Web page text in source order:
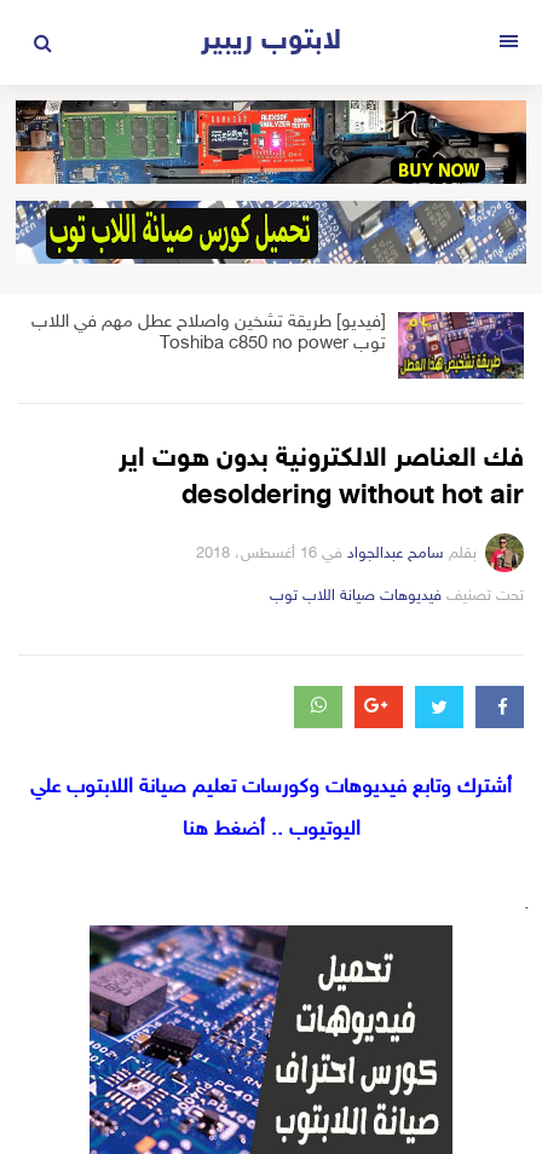
المحتوى
لابتوب ريبير
[فيديو] طريقة تشخين واصلاح عطل مهم في اللاب
توب Toshiba c850 no power
فك العناصر الالكترونية بدون هوت اير
desoldering without hot air
بقلم سامح عبدالجواد في 16 أغسطس، 2018
تحت تصنيف التصانيف
فيديوهات صيانة اللاب توب
أشترك وتابع فيديوهات وكورسات تعليم صيانة اللابتوب علي
اليوتيوب .. أضغط هنا
.